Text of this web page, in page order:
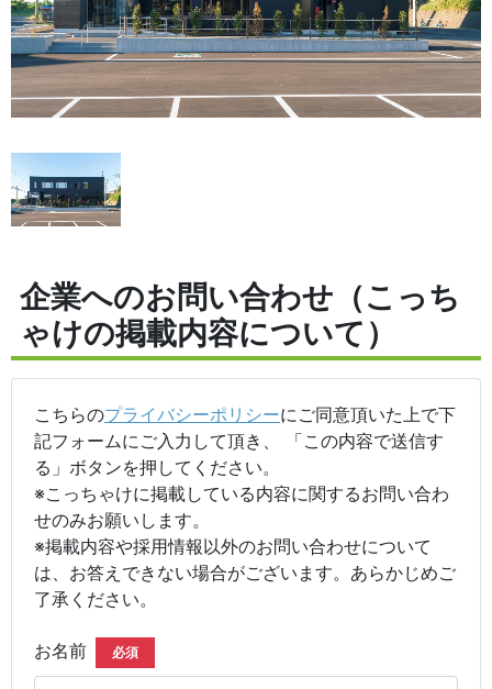
企業へのお問い合わせ（こっち
ゃけの掲載内容について）
こちらのプライバシーポリシーにご同意頂いた上で下
記フォームにご入力して頂き、 「この内容で送信す
る」ボタンを押してください。
※こっちゃけに掲載している内容に関するお問い合わ
せのみお願いします。
※掲載内容や採用情報以外のお問い合わせについて
は、お答えできない場合がございます。あらかじめご
了承ください。
お名前 必須